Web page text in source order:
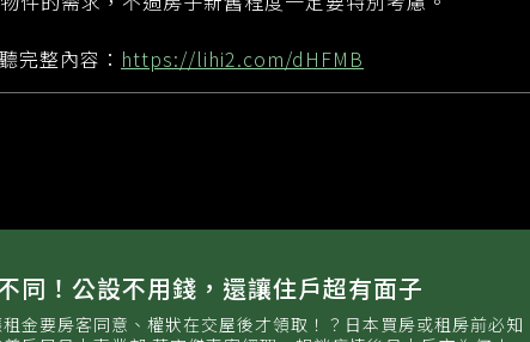
完整內容： https://lihi2.com/dHFMB
同！公設不用錢，還讓住戶超有面子
金要房客同意、權狀在交屋後才領取！？日本買房或租房前必知